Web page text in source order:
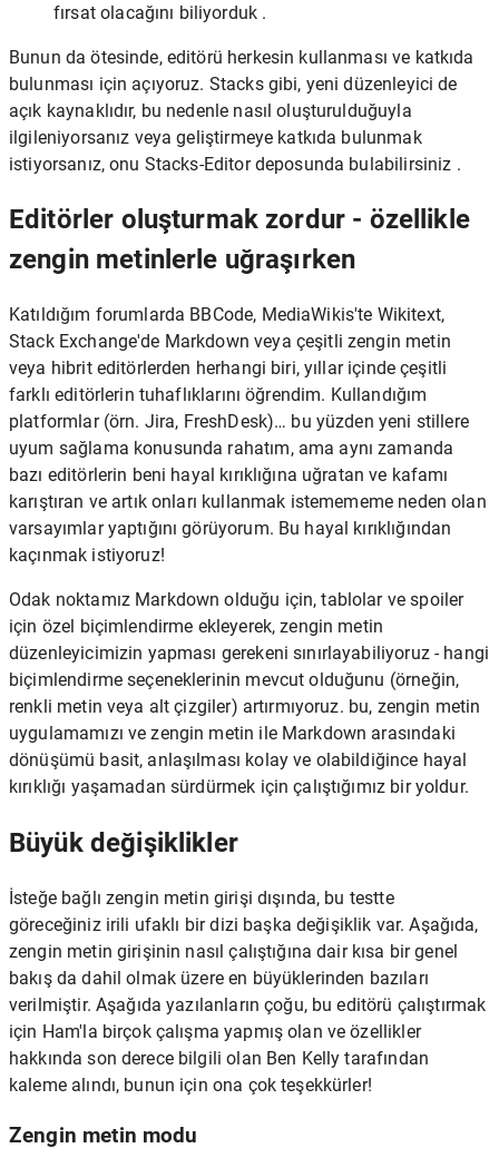
fırsat olacağını biliyorduk .
Bunun da ötesinde, editörü herkesin kullanması ve katkıda
bulunması için açıyoruz. Stacks gibi, yeni düzenleyici de
açık kaynaklıdır, bu nedenle nasıl oluşturulduğuyla
ilgileniyorsanız veya geliştirmeye katkıda bulunmak
istiyorsanız, onu Stacks-Editor deposunda bulabilirsiniz .
Editörler oluşturmak zordur - özellikle
zengin metinlerle uğraşırken
Katıldığım forumlarda BBCode, MediaWikis'te Wikitext,
Stack Exchange'de Markdown veya çeşitli zengin metin
veya hibrit editörlerden herhangi biri, yıllar içinde çeşitli
farklı editörlerin tuhaflıklarını öğrendim. Kullandığım
platformlar (örn. Jira, FreshDesk)… bu yüzden yeni stillere
uyum sağlama konusunda rahatım, ama aynı zamanda
bazı editörlerin beni hayal kırıklığına uğratan ve kafamı
karıştıran ve artık onları kullanmak istemememe neden olan
varsayımlar yaptığını görüyorum. Bu hayal kırıklığından
kaçınmak istiyoruz!
Odak noktamız Markdown olduğu için, tablolar ve spoiler
için özel biçimlendirme ekleyerek, zengin metin
düzenleyicimizin yapması gerekeni sınırlayabiliyoruz - hangi
biçimlendirme seçeneklerinin mevcut olduğunu (örneğin,
renkli metin veya alt çizgiler) artırmıyoruz. bu, zengin metin
uygulamamızı ve zengin metin ile Markdown arasındaki
dönüşümü basit, anlaşılması kolay ve olabildiğince hayal
kırıklığı yaşamadan sürdürmek için çalıştığımız bir yoldur.
Büyük değişiklikler
İsteğe bağlı zengin metin girişi dışında, bu testte
göreceğiniz irili ufaklı bir dizi başka değişiklik var. Aşağıda,
zengin metin girişinin nasıl çalıştığına dair kısa bir genel
bakış da dahil olmak üzere en büyüklerinden bazıları
verilmiştir. Aşağıda yazılanların çoğu, bu editörü çalıştırmak
için Ham'la birçok çalışma yapmış olan ve özellikler
hakkında son derece bilgili olan Ben Kelly tarafından
kaleme alındı, bunun için ona çok teşekkürler!
Zengin metin modu